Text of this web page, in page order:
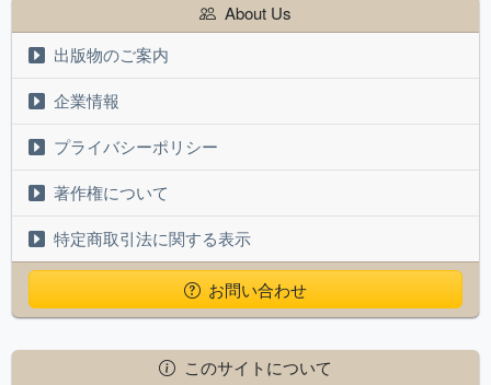
About Us
出版物のご案内
企業情報
プライバシーポリシー
著作権について
特定商取引法に関する表示
お問い合わせ
このサイトについて